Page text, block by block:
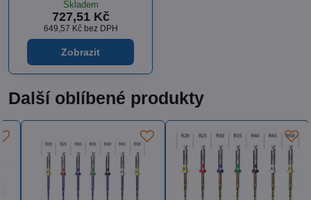
Skladem
727,51 Kč
649,57 Kč bez DPH
Zobrazit
Další oblíbené produkty